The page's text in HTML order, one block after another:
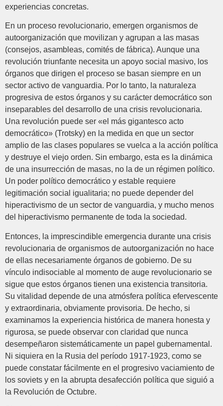
experiencias concretas.
En un proceso revolucionario, emergen organismos de
autoorganización que movilizan y agrupan a las masas
(consejos, asambleas, comités de fábrica). Aunque una
revolución triunfante necesita un apoyo social masivo, los
órganos que dirigen el proceso se basan siempre en un
sector activo de vanguardia. Por lo tanto, la naturaleza
progresiva de estos órganos y su carácter democrático son
inseparables del desarrollo de una crisis revolucionaria.
Una revolución puede ser «el más gigantesco acto
democrático» (Trotsky) en la medida en que un sector
amplio de las clases populares se vuelca a la acción política
y destruye el viejo orden. Sin embargo, esta es la dinámica
de una insurrección de masas, no la de un régimen político.
Un poder político democrático y estable requiere
legitimación social igualitaria; no puede depender del
hiperactivismo de un sector de vanguardia, y mucho menos
del hiperactivismo permanente de toda la sociedad.
Entonces, la imprescindible emergencia durante una crisis
revolucionaria de organismos de autoorganización no hace
de ellas necesariamente órganos de gobierno. De su
vínculo indisociable al momento de auge revolucionario se
sigue que estos órganos tienen una existencia transitoria.
Su vitalidad depende de una atmósfera política efervescente
y extraordinaria, obviamente provisoria. De hecho, si
examinamos la experiencia histórica de manera honesta y
rigurosa, se puede observar con claridad que nunca
desempeñaron sistemáticamente un papel gubernamental.
Ni siquiera en la Rusia del período 1917-1923, como se
puede constatar fácilmente en el progresivo vaciamiento de
los soviets y en la abrupta desafección política que siguió a
la Revolución de Octubre.